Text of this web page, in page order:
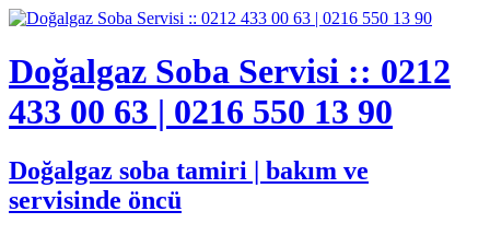
Doğalgaz Soba Servisi :: 0212
433 00 63 | 0216 550 13 90
Doğalgaz soba tamiri | bakım ve
servisinde öncü